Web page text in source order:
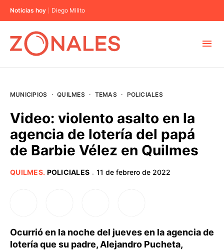
Noticias hoy Diego Milito
BUENOS AIRES
MUNICIPIOS · QUILMES · TEMAS · POLICIALES
Video: violento asalto en la
agencia de lotería del papá
de Barbie Vélez en Quilmes
QUILMES. POLICIALES · 11 de febrero de 2022
Ocurrió en la noche del jueves en la agencia de
lotería que su padre, Alejandro Pucheta,